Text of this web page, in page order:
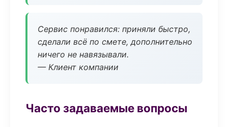
Сервис понравился: приняли быстро,
сделали всё по смете, дополнительно
ничего не навязывали.
— Клиент компании
Часто задаваемые вопросы